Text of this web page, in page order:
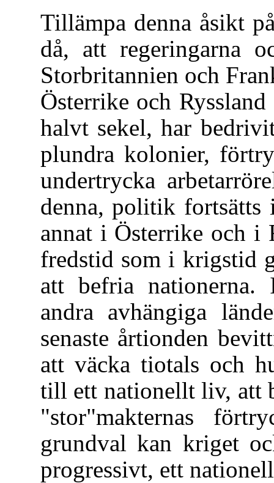
Tillämpa denna åsikt
då, att regeringarna
Storbritannien och
Österrike och
halvt sekel, har
plundra kolonier,
undertrycka
denna, politik fortsätts
annat i Österrike och i
fredstid som i krigstid
att befria
andra avhängiga
senaste årtionden
att väcka tiotals och
till ett nationellt liv, att
"stor"makternas
grundval kan kriget
progressivt, ett